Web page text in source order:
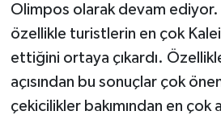
Olimpos olarak devam ediyor.
özellikle turistlerin en çok
ettiğini ortaya çıkardı.
açısından bu sonuçlar çok
çekicilikler bakımından en çok